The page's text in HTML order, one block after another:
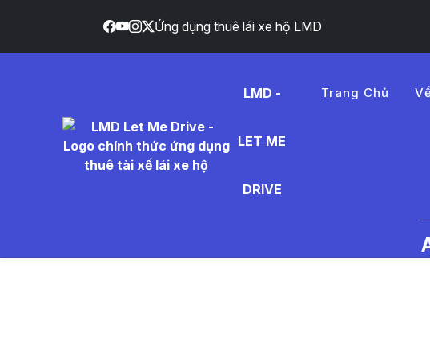
Ứng dụng thuê lái xe hộ LMD
LMD -
LET ME
DRIVE
Trang Chủ
- Tin Tức